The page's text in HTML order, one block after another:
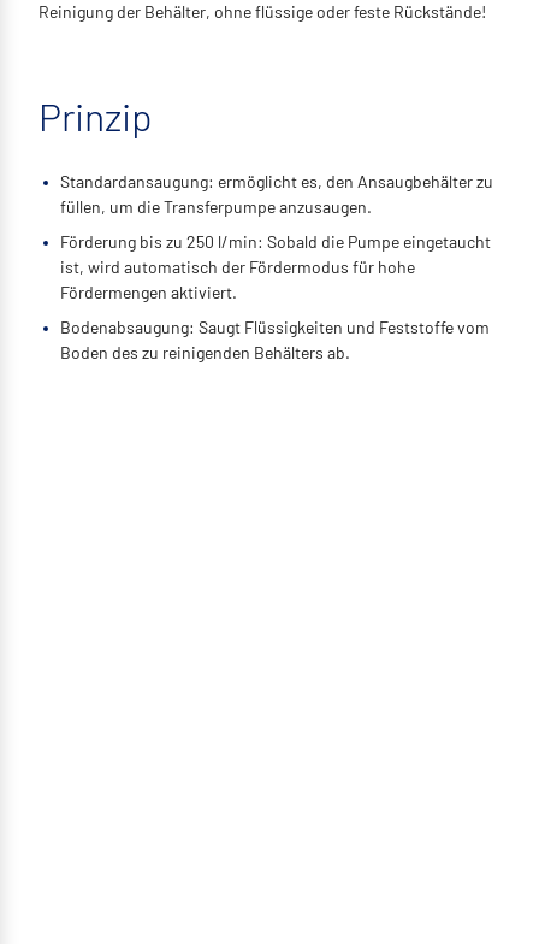
Reinigung der Behälter, ohne flüssige oder feste Rückstände!
Prinzip
Standardansaugung: ermöglicht es, den Ansaugbehälter zu
füllen, um die Transferpumpe anzusaugen.
Förderung bis zu 250 l/min: Sobald die Pumpe eingetaucht
ist, wird automatisch der Fördermodus für hohe
Fördermengen aktiviert.
Bodenabsaugung: Saugt Flüssigkeiten und Feststoffe vom
Boden des zu reinigenden Behälters ab.